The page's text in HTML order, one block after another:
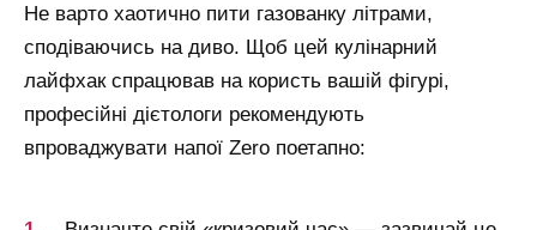
Не варто хаотично пити газованку літрами,
сподіваючись на диво. Щоб цей кулінарний
лайфхак спрацював на користь вашій фігурі,
професійні дієтологи рекомендують
впроваджувати напої Zero поетапно: